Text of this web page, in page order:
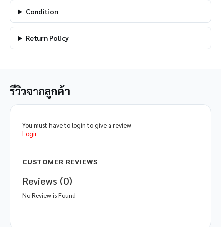
Condition
Return Policy
รีวิวจากลูกค้า
You must have to login to give a review
Login
CUSTOMER REVIEWS
Reviews (0)
No Review is Found